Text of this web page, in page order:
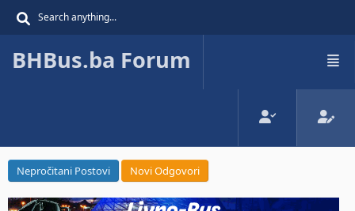
BHBus.ba Forum
Nepročitani Postovi Novi Odgovori